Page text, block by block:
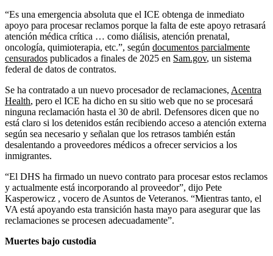
“Es una emergencia absoluta que el ICE obtenga de inmediato
apoyo para procesar reclamos porque la falta de este apoyo retrasará
atención médica crítica … como diálisis, atención prenatal,
oncología, quimioterapia, etc.”, según documentos parcialmente
censurados publicados a finales de 2025 en Sam.gov, un sistema
federal de datos de contratos.
Se ha contratado a un nuevo procesador de reclamaciones, Acentra
Health, pero el ICE ha dicho en su sitio web que no se procesará
ninguna reclamación hasta el 30 de abril. Defensores dicen que no
está claro si los detenidos están recibiendo acceso a atención externa
según sea necesario y señalan que los retrasos también están
desalentando a proveedores médicos a ofrecer servicios a los
inmigrantes.
“El DHS ha firmado un nuevo contrato para procesar estos reclamos
y actualmente está incorporando al proveedor”, dijo Pete
Kasperowicz , vocero de Asuntos de Veteranos. “Mientras tanto, el
VA está apoyando esta transición hasta mayo para asegurar que las
reclamaciones se procesen adecuadamente”.
Muertes bajo custodia